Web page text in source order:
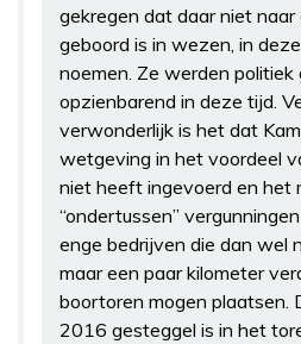
gekregen dat daar niet
geboord is in wezen, in
noemen. Ze werden
opzienbarend in deze tijd.
verwonderlijk is het dat
wetgeving in het voordeel
niet heeft ingevoerd en het
“ondertussen”
enge bedrijven die dan wel
maar een paar kilometer
boortoren mogen plaatsen.
2016 gesteggel is in het